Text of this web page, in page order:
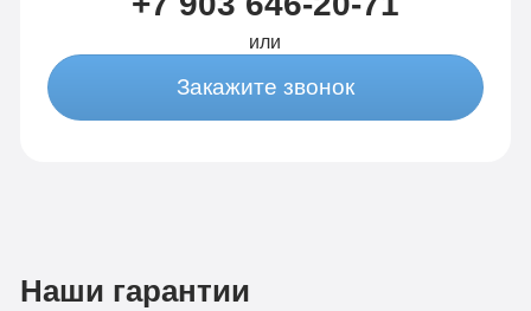
или
Закажите звонок
Наши гарантии